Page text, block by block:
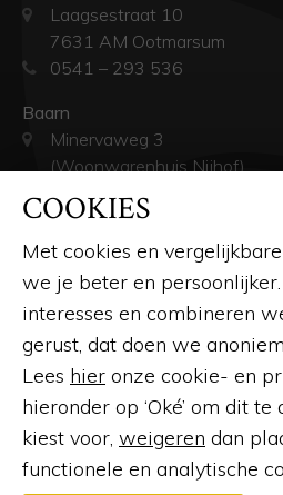
Laagsestraat 10
7631 AM Ootmarsum
0541 – 293 536
Baarn
Minervaweg 3
(Woonwarenhuis Nijhof)
3741 GR Baarn
035 – 303 32 33
info@busscher-serres.nl
KLANTENSERVICE
Over ons
Openingstijden
Contact
Veelgestelde vragen
COOKIES
Met cookies en
we je beter en
interesses en combineren
gerust, dat doen we
Lees hier onze cookie- en
hieronder op ‘Oké’ om dit
kiest voor, weigeren dan
functionele en analytische